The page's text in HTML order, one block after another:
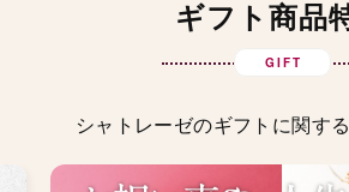
ギフト商品
GIFT
シャトレーゼのギフトに関す